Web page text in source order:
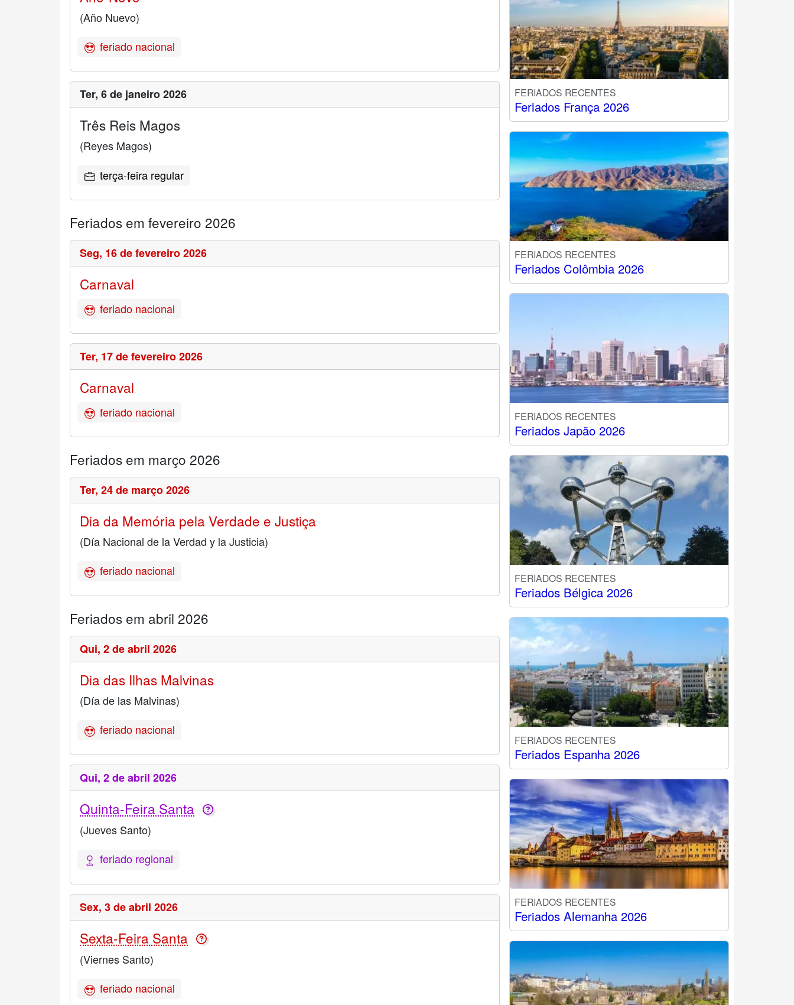
(Año Nuevo)
feriado nacional
Ter, 6 de janeiro 2026
Três Reis Magos
(Reyes Magos)
terça-feira regular
Feriados em fevereiro 2026
Seg, 16 de fevereiro 2026
Carnaval
feriado nacional
Ter, 17 de fevereiro 2026
Carnaval
feriado nacional
Feriados em março 2026
Ter, 24 de março 2026
Dia da Memória pela Verdade e Justiça
(Día Nacional de la Verdad y la Justicia)
feriado nacional
Feriados em abril 2026
Qui, 2 de abril 2026
Dia das Ilhas Malvinas
(Día de las Malvinas)
feriado nacional
Qui, 2 de abril 2026
Quinta-Feira Santa
(Jueves Santo)
feriado regional
Sex, 3 de abril 2026
Sexta-Feira Santa
(Viernes Santo)
feriado nacional
FERIADOS RECENTES
Feriados França 2026
FERIADOS RECENTES
Feriados Colômbia 2026
FERIADOS RECENTES
Feriados Japão 2026
FERIADOS RECENTES
Feriados Bélgica 2026
FERIADOS RECENTES
Feriados Espanha 2026
FERIADOS RECENTES
Feriados Alemanha 2026